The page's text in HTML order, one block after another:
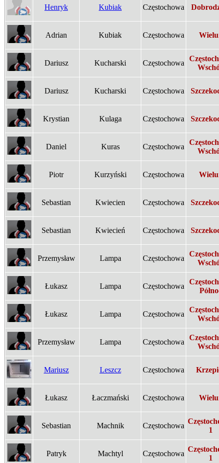
Henryk Kubiak Częstochowa
Adrian Kubiak Częstochowa
Dariusz Kucharski Częstochowa
Dariusz Kucharski Częstochowa
Krystian Kulaga Częstochowa
Daniel Kuras Częstochowa
Piotr Kurzyński Częstochowa
Sebastian Kwiecien Częstochowa
Sebastian Kwiecień Częstochowa
Przemysław Lampa Częstochowa
Łukasz Lampa Częstochowa
Łukasz Lampa Częstochowa
Przemysław Lampa Częstochowa
Mariusz Leszcz Częstochowa
Łukasz Łaczmański Częstochowa
Sebastian Machnik Częstochowa
1
Patryk Machtyl Częstochowa
1